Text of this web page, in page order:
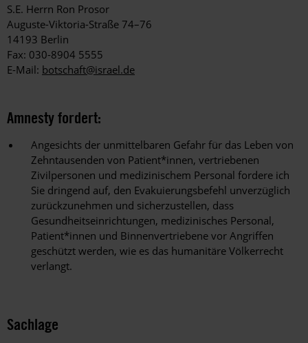
S.E. Herrn Ron Prosor
Auguste-Viktoria-Straße 74–76
14193 Berlin
Fax: 030-8904 5555
E-Mail: botschaft@israel.de
Amnesty fordert:
Angesichts der unmittelbaren Gefahr für das Leben von
Zehntausenden von Patient*innen, vertriebenen
Zivilpersonen und medizinischem Personal fordere ich
Sie dringend auf, den Evakuierungsbefehl unverzüglich
zurückzunehmen und sicherzustellen, dass
Gesundheitseinrichtungen, medizinisches Personal,
Patient*innen und Binnenvertriebene vor Angriffen
geschützt werden, wie es das humanitäre Völkerrecht
verlangt.
Sachlage